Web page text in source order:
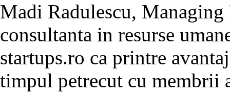
Madi Radulescu, Managing
consultanta in resurse
startups.ro ca printre
timpul petrecut cu membrii